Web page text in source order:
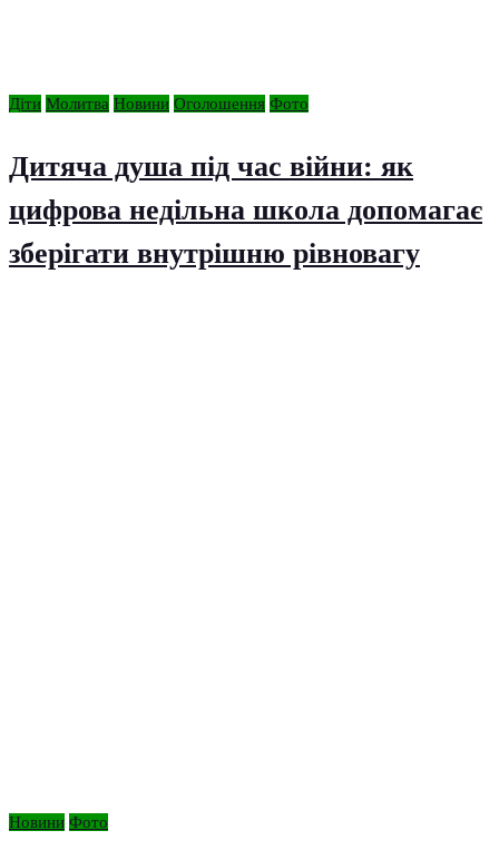
Діти Молитва Новини Оголошення Фото
Дитяча душа під час війни: як
цифрова недільна школа допомагає
зберігати внутрішню рівновагу
Новини Фото